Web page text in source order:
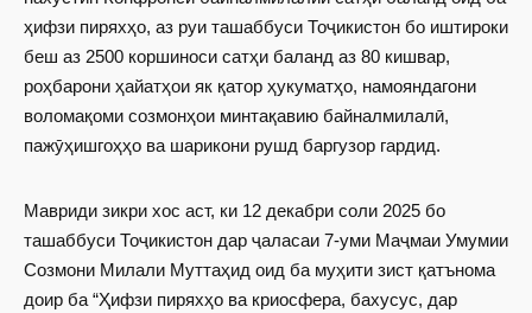
ҳифзи пиряхҳо, аз руи ташаббуси Тоҷикистон бо иштироки
беш аз 2500 коршиноси сатҳи баланд аз 80 кишвар,
роҳбарони ҳайатҳои як қатор ҳукуматҳо, намояндагони
воломақоми созмонҳои минтақавию байналмилалӣ,
пажӯҳишгоҳҳо ва шарикони рушд баргузор гардид.
Мавриди зикри хос аст, ки 12 декабри соли 2025 бо
ташаббуси Тоҷикистон дар ҷаласаи 7-уми Маҷмаи Умумии
Созмони Милали Муттаҳид оид ба муҳити зист қатънома
доир ба “Ҳифзи пиряхҳо ва криосфера, бахусус, дар